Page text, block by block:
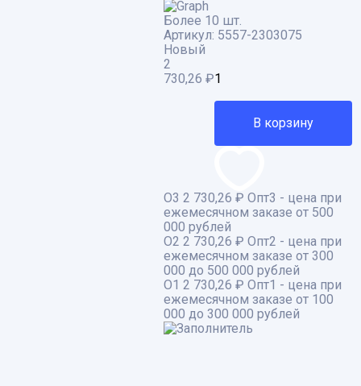
Более 10 шт.
Артикул: 5557-2303075
Новый
2
730,26 ₽
В корзину
О3 2 730,26 ₽ Опт3 - цена при
ежемесячном заказе от 500
000 рублей
О2 2 730,26 ₽ Опт2 - цена при
ежемесячном заказе от 300
000 до 500 000 рублей
О1 2 730,26 ₽ Опт1 - цена при
ежемесячном заказе от 100
000 до 300 000 рублей